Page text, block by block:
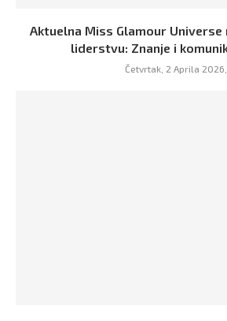
Aktuelna Miss Glamour Universe
liderstvu: Znanje i
Četvrtak, 2 Aprila 2026,